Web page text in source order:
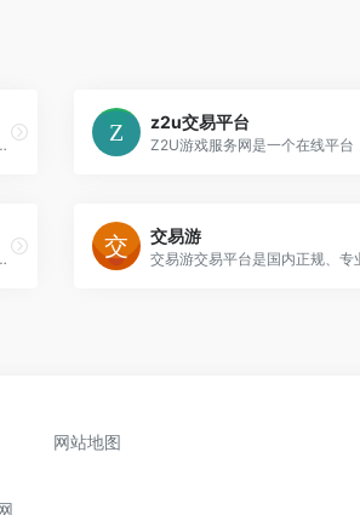
后的经验，提供网游手游账号交易代售服务。
z2u交易平台
服务、在线充值等多种功能，旨在提升玩家的游戏体验。
交易游
网站地图